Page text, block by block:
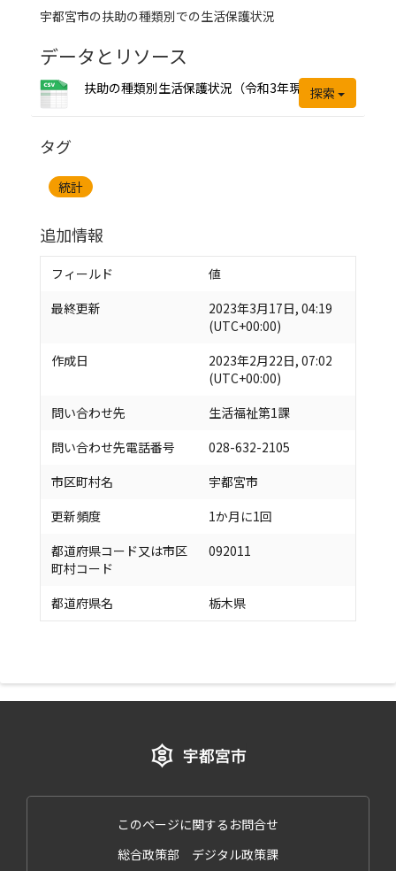
宇都宮市の扶助の種類別での生活保護状況
データとリソース
扶助の種類別生活保護状況（令和3年現在）
探索
タグ
統計
追加情報
フィールド
値
最終更新
2023年3月17日, 04:19
(UTC+00:00)
作成日
2023年2月22日, 07:02
(UTC+00:00)
問い合わせ先
生活福祉第1課
問い合わせ先電話番号
028-632-2105
市区町村名
宇都宮市
更新頻度
1か月に1回
都道府県コード又は市区
町村コード
092011
都道府県名 栃木県
このページに関するお問合せ
総合政策部 デジタル政策課